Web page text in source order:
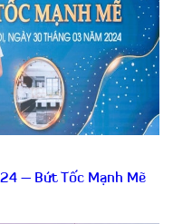
– Bứt Tốc Mạnh Mẽ